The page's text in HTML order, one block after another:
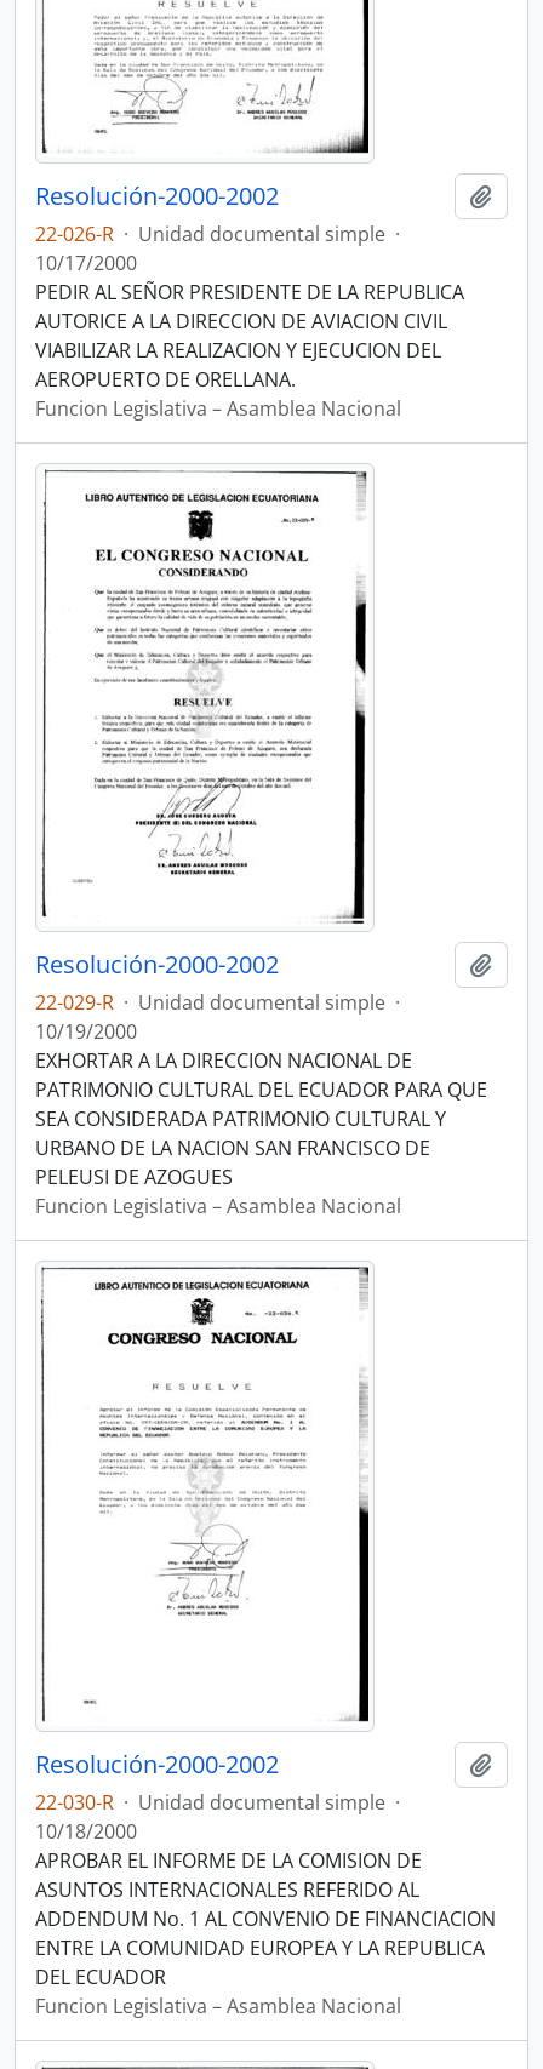
Resolución-2000-2002
22-026-R · Unidad documental simple ·
10/17/2000
PEDIR AL SEÑOR PRESIDENTE DE LA REPUBLICA
AUTORICE A LA DIRECCION DE AVIACION CIVIL
VIABILIZAR LA REALIZACION Y EJECUCION DEL
AEROPUERTO DE ORELLANA.
Funcion Legislativa – Asamblea Nacional
Resolución-2000-2002
22-029-R · Unidad documental simple ·
10/19/2000
EXHORTAR A LA DIRECCION NACIONAL DE
PATRIMONIO CULTURAL DEL ECUADOR PARA QUE
SEA CONSIDERADA PATRIMONIO CULTURAL Y
URBANO DE LA NACION SAN FRANCISCO DE
PELEUSI DE AZOGUES
Funcion Legislativa – Asamblea Nacional
Resolución-2000-2002
22-030-R · Unidad documental simple ·
10/18/2000
APROBAR EL INFORME DE LA COMISION DE
ASUNTOS INTERNACIONALES REFERIDO AL
ADDENDUM No. 1 AL CONVENIO DE FINANCIACION
ENTRE LA COMUNIDAD EUROPEA Y LA REPUBLICA
DEL ECUADOR
Funcion Legislativa – Asamblea Nacional